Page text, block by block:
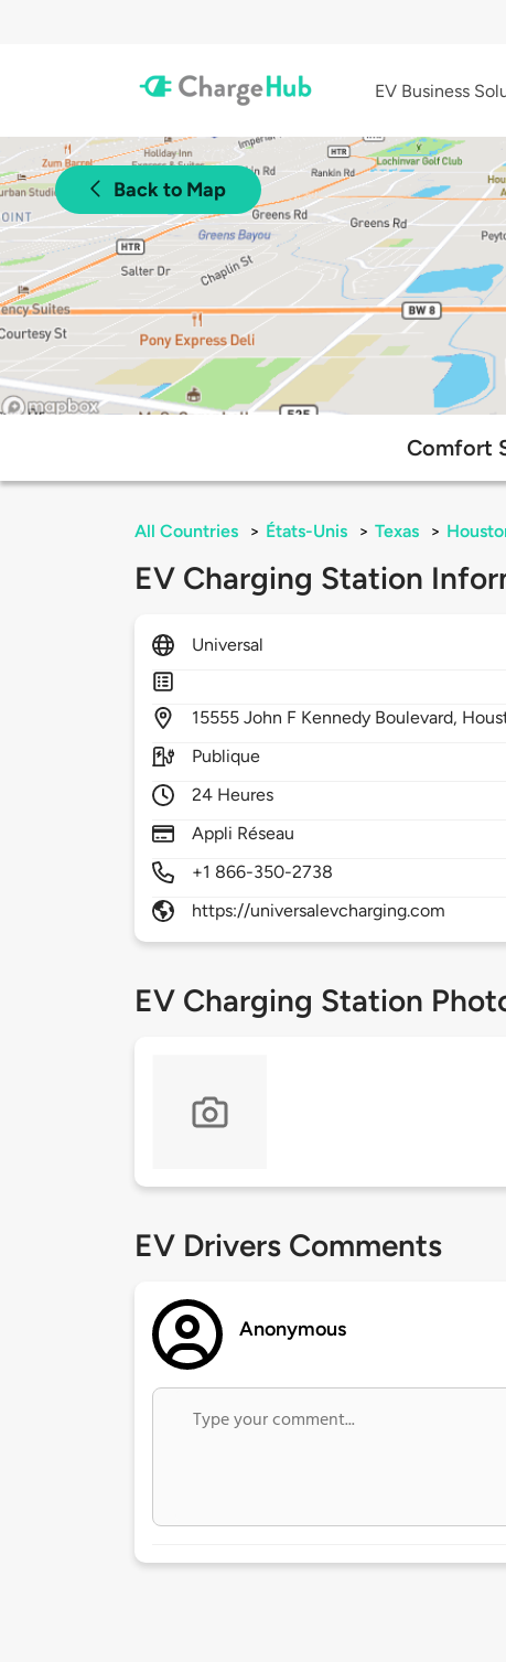
EV Business
Back to Map
Comfort
All Countries > États-Unis > Texas >
EV Charging Station
Universal
15555John F Kennedy Boulevard,
Publique
24 Heures
Appli Réseau
+1 866-350-2738
https://universalevcharging.com
EV Charging Station
EV Drivers Comments
Anonymous